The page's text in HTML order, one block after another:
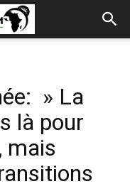
» La
là pour
mais